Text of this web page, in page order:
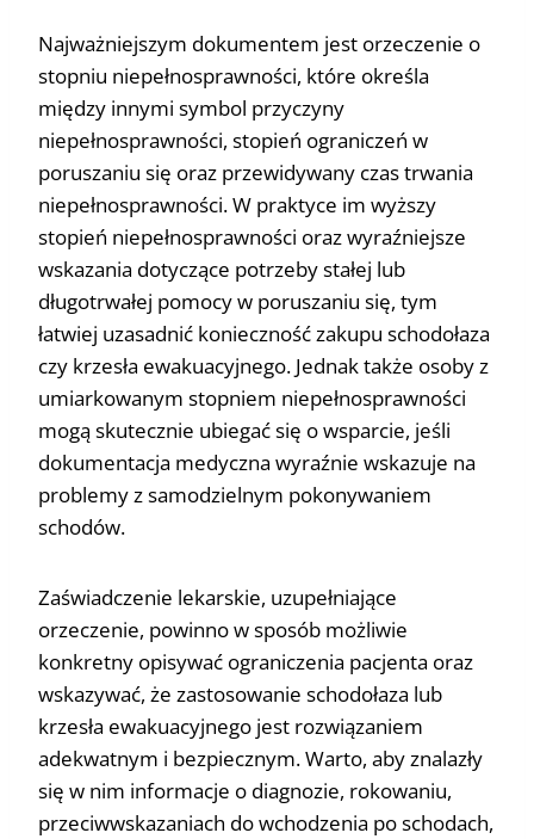
Najważniejszym dokumentem jest orzeczenie o
stopniu niepełnosprawności, które określa
między innymi symbol przyczyny
niepełnosprawności, stopień ograniczeń w
poruszaniu się oraz przewidywany czas trwania
niepełnosprawności. W praktyce im wyższy
stopień niepełnosprawności oraz wyraźniejsze
wskazania dotyczące potrzeby stałej lub
długotrwałej pomocy w poruszaniu się, tym
łatwiej uzasadnić konieczność zakupu schodołaza
czy krzesła ewakuacyjnego. Jednak także osoby z
umiarkowanym stopniem niepełnosprawności
mogą skutecznie ubiegać się o wsparcie, jeśli
dokumentacja medyczna wyraźnie wskazuje na
problemy z samodzielnym pokonywaniem
schodów.
Zaświadczenie lekarskie, uzupełniające
orzeczenie, powinno w sposób możliwie
konkretny opisywać ograniczenia pacjenta oraz
wskazywać, że zastosowanie schodołaza lub
krzesła ewakuacyjnego jest rozwiązaniem
adekwatnym i bezpiecznym. Warto, aby znalazły
się w nim informacje o diagnozie, rokowaniu,
przeciwwskazaniach do wchodzenia po schodach,